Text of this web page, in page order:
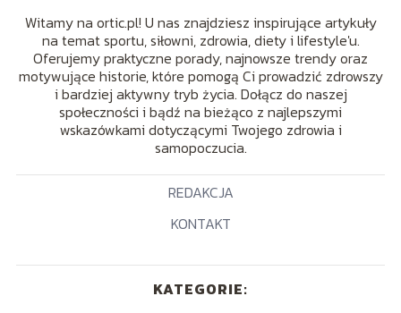
Witamy na ortic.pl! U nas znajdziesz inspirujące artykuły
na temat sportu, siłowni, zdrowia, diety i lifestyle'u.
Oferujemy praktyczne porady, najnowsze trendy oraz
motywujące historie, które pomogą Ci prowadzić zdrowszy
i bardziej aktywny tryb życia. Dołącz do naszej
społeczności i bądź na bieżąco z najlepszymi
wskazówkami dotyczącymi Twojego zdrowia i
samopoczucia.
REDAKCJA
KONTAKT
KATEGORIE: